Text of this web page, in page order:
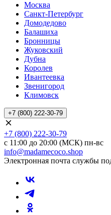
Москва
Санкт-Петербург
Домодедово
Балашиха
Бронницы
Жуковский
Дубна
Королев
Ивантеевка
Звенигород
Климовск
+7 (800) 222-30-79
+7 (800) 222-30-79
с 11:00 до 20:00 (МСК) пн-вс
info@madamecoco.shop
Электронная почта службы